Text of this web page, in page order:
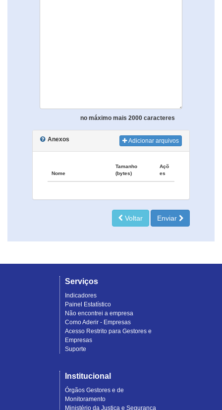
no máximo mais 2000 caracteres
Anexos Adicionar arquivos
Nome
Tamanho
(bytes)
Açõ
es
Voltar Enviar
Serviços
Indicadores
Painel Estatístico
Não encontrei a empresa
Como Aderir - Empresas
Acesso Restrito para Gestores e
Empresas
Suporte
Institucional
Órgãos Gestores e de
Monitoramento
Ministério da Justiça e Segurança